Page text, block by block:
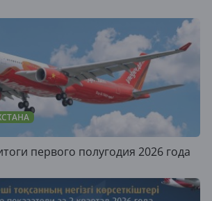
первого полугодия 2026 года